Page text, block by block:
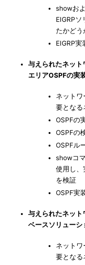
showお
EIGRP
たかどう
EIGRP
与えられたネット
エリアOSPFの実
ネットワ
要となる
OSPFの
OSPFの
OSPFル
showコ
使用し、
を検証
OSPF実
与えられたネット
ベースソリューシ
ネットワ
要となる